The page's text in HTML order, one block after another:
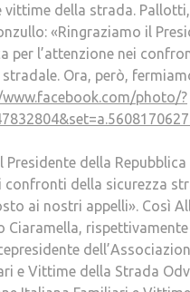
vittime della strada. Pallotti,
«Ringraziamo il
per l’attenzione nei
Ora, però,
photo/?
Presidente della Repubblica
confronti della sicurezza
ai nostri appelli». Così
Ciaramella, rispettivamente
e Vittime della Strada